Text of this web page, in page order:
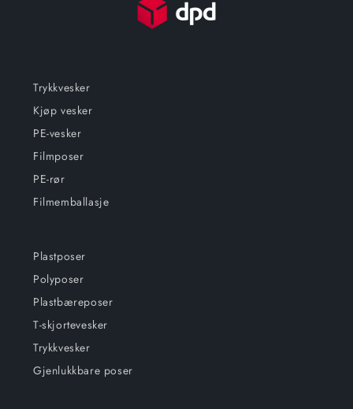
Trykkvesker
Kjøp vesker
PE-vesker
Filmposer
PE-rør
Filmemballasje
Plastposer
Polyposer
Plastbæreposer
T-skjortevesker
Trykkvesker
Gjenlukkbare poser